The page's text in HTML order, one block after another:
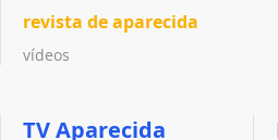
revista de aparecida
vídeos
TV Aparecida